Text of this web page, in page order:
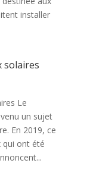
installer
solaires
Le
un sujet
En 2019, ce
qui ont été